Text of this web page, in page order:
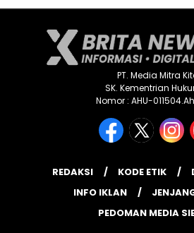
PT. Media Mitra
SK. Kementrian
Nomor : AHU-
REDAKSI KODE ETIK
INFO IKLAN
PEDOMAN MEDIA